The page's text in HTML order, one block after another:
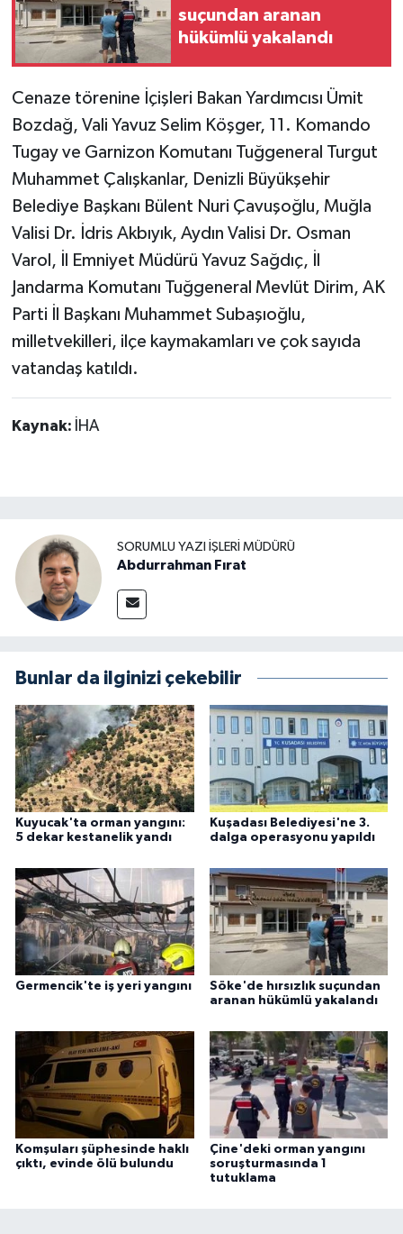
suçundan aranan
hükümlü yakalandı
Cenaze törenine İçişleri Bakan Yardımcısı Ümit
Bozdağ, Vali Yavuz Selim Köşger, 11. Komando
Tugay ve Garnizon Komutanı Tuğgeneral Turgut
Muhammet Çalışkanlar, Denizli Büyükşehir
Belediye Başkanı Bülent Nuri Çavuşoğlu, Muğla
Valisi Dr. İdris Akbıyık, Aydın Valisi Dr. Osman
Varol, İl Emniyet Müdürü Yavuz Sağdıç, İl
Jandarma Komutanı Tuğgeneral Mevlüt Dirim, AK
Parti İl Başkanı Muhammet Subaşıoğlu,
milletvekilleri, ilçe kaymakamları ve çok sayıda
vatandaş katıldı.
Kaynak: İHA
SORUMLU YAZI İŞLERI MÜDÜRÜ
Abdurrahman Fırat
Bunlar da ilginizi çekebilir
Kuyucak'ta orman yangını:
5 dekar kestanelik yandı
Kuşadası Belediyesi'ne 3.
dalga operasyonu yapıldı
Germencik'te iş yeri yangını
Söke'de hırsızlık suçundan
aranan hükümlü yakalandı
Komşuları şüphesinde haklı
çıktı, evinde ölü bulundu
Çine'deki orman yangını
soruşturmasında 1
tutuklama